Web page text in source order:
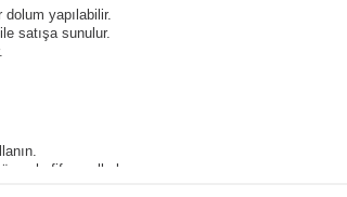
yapılabilir.
satışa sunulur.
hafifçe çalkalayın.